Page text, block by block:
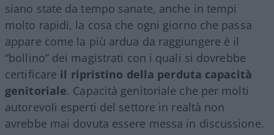
siano state da tempo sanate, anche in tempi
molto rapidi, la cosa che ogni giorno che passa
appare come la più ardua da raggiungere è il
“bollino” dei magistrati con i quali si dovrebbe
certificare il ripristino della perduta capacità
genitoriale. Capacità genitoriale che per molti
autorevoli esperti del settore in realtà non
avrebbe mai dovuta essere messa in discussione.